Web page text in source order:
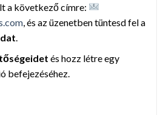
a következő címre:
, és az üzenetben tüntesd fel a
és hozz létre egy
befejezéséhez.